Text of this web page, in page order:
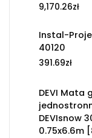
9,170.26zł
Instal-
40120
391.69zł
DEVI Mata
DEVIsnow
0.75x6.6m